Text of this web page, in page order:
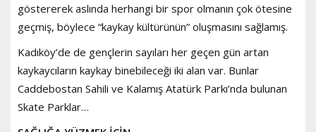
göstererek aslında herhangi bir spor olmanın çok ötesine
geçmiş, böylece “kaykay kültürünün” oluşmasını sağlamış.
Kadıköy’de de gençlerin sayıları her geçen gün artan
kaykaycıların kaykay binebileceği iki alan var. Bunlar
Caddebostan Sahili ve Kalamış Atatürk Parkı’nda bulunan
Skate Parklar…